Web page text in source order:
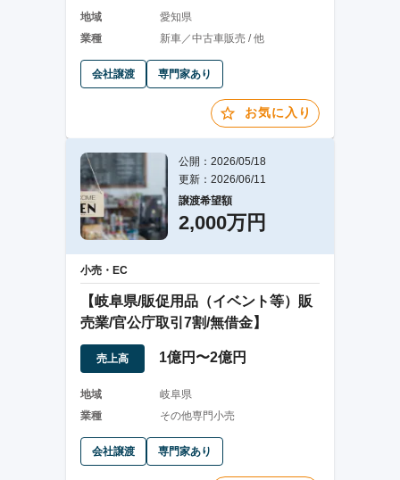
地域
愛知県
業種
新車／中古車販売 / 他
会社譲渡 専門家あり
お気に入り
公開：2026/05/18
更新：2026/06/11
譲渡希望額
2,000万円
小売・EC
【岐阜県/販促用品（イベント等）販
売業/官公庁取引7割/無借金】
売上高 1億円〜2億円
地域
岐阜県
業種
その他専門小売
会社譲渡 専門家あり